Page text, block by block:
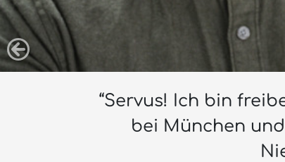
“Servus! Ich bin
bei München